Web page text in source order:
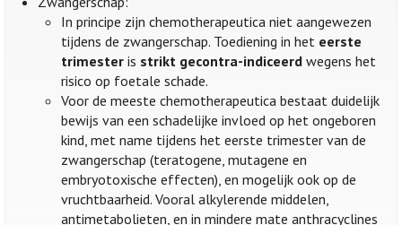
In principe zijn chemotherapeutica niet aangewezen
tijdens de zwangerschap. Toediening in het eerste
trimester is strikt gecontra-indiceerd wegens het
risico op foetale schade.
Voor de meeste chemotherapeutica bestaat duidelijk
bewijs van een schadelijke invloed op het ongeboren
kind, met name tijdens het eerste trimester van de
zwangerschap (teratogene, mutagene en
embryotoxische effecten), en mogelijk ook op de
vruchtbaarheid. Vooral alkylerende middelen,
antimetabolieten, en in mindere mate anthracyclines